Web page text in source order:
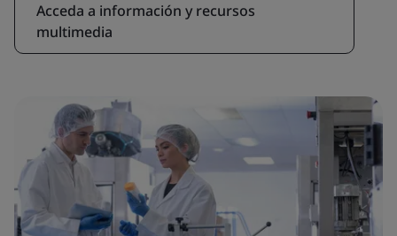
Acceda a información y recursos
multimedia